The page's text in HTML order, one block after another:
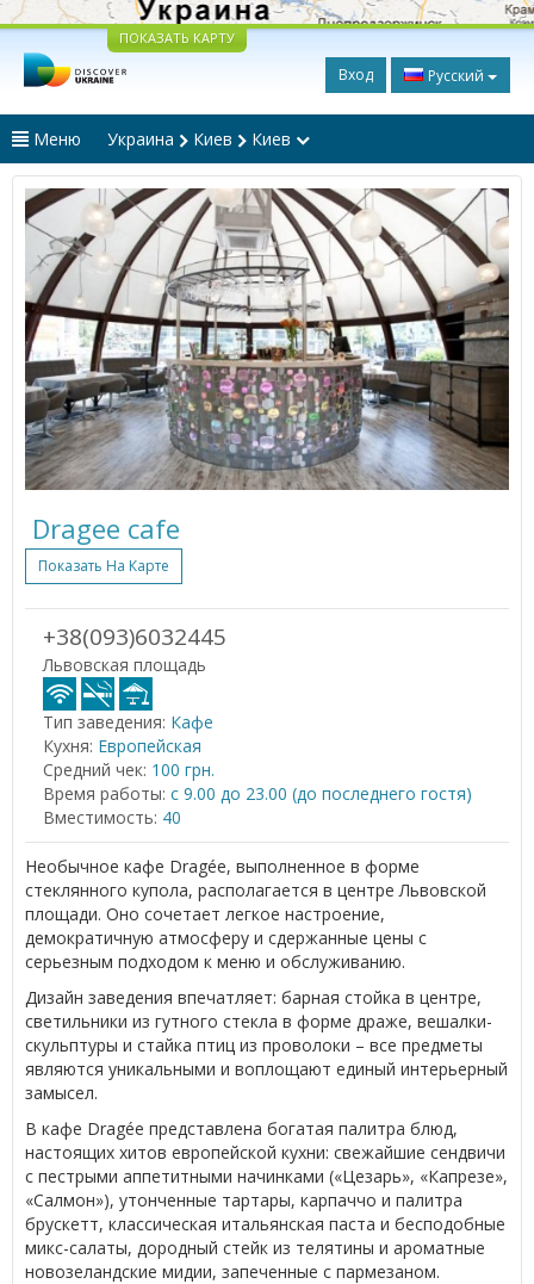
ПОКАЗАТЬ КАРТУ
Вход Русский
Меню Украина Киев Киев
Dragee cafe
Показать На Карте
+38(093)6032445
Львовская площадь
Тип заведения: Кафе
Кухня: Европейская
Средний чек: 100 грн.
Время работы: с 9.00 до 23.00 (до последнего гостя)
Вместимость: 40
Необычное кафе Dragée, выполненное в форме
стеклянного купола, располагается в центре Львовской
площади. Оно сочетает легкое настроение,
демократичную атмосферу и сдержанные цены с
серьезным подходом к меню и обслуживанию.
Дизайн заведения впечатляет: барная стойка в центре,
светильники из гутного стекла в форме драже, вешалки-
скульптуры и стайка птиц из проволоки – все предметы
являются уникальными и воплощают единый интерьерный
замысел.
В кафе Dragée представлена богатая палитра блюд,
настоящих хитов европейской кухни: свежайшие сендвичи
с пестрыми аппетитными начинками («Цезарь», «Капрезе»,
«Салмон»), утонченные тартары, карпаччо и палитра
брускетт, классическая итальянская паста и бесподобные
микс-салаты, дородный стейк из телятины и ароматные
новозеландские мидии, запеченные с пармезаном.